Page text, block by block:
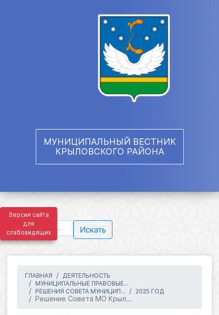
Версия сайта
для
слабовидящих
МУНИЦИПАЛЬНЫЙ ВЕСТНИК
КРЫЛОВСКОГО РАЙОНА
Искать
ГЛАВНАЯ
ДЕЯТЕЛЬНОСТЬ
МУНИЦИПАЛЬНЫЕ ПРАВОВЫЕ...
РЕШЕНИЯ СОВЕТА МУНИЦИП...
2025 ГОД
Решение Совета МО Крыл...